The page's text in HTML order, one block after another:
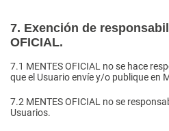
7. Exención de
OFICIAL.
7.1 MENTES OFICIAL no se hace
que el Usuario envíe y/o publique en
7.2 MENTES OFICIAL no se
Usuarios.